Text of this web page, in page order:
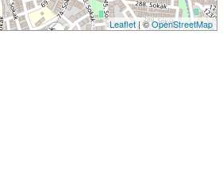
Leaflet| ©OpenStreetMap